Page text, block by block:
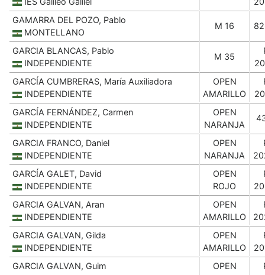
GAMARRA DEL POZO, Pablo
MONTELLANO
M 16
GARCIA BLANCAS, Pablo
INDEPENDIENTE
M 35
GARCÍA CUMBRERAS, María Auxiliadora
INDEPENDIENTE
OPEN
AMARILLO
GARCÍA FERNÁNDEZ, Carmen
INDEPENDIENTE
OPEN
NARANJA
GARCIA FRANCO, Daniel
INDEPENDIENTE
OPEN
NARANJA
GARCÍA GALET, David
INDEPENDIENTE
OPEN
ROJO
GARCIA GALVAN, Aran
INDEPENDIENTE
OPEN
AMARILLO
GARCIA GALVAN, Gilda
INDEPENDIENTE
OPEN
AMARILLO
GARCIA GALVAN, Guim
OPEN